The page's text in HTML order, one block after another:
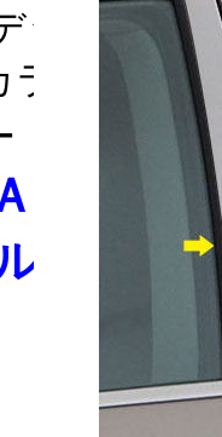
デュランゴ_クローム
・チャージャー_ク
グランドチェロキー
タンドラ_クローム/
サーフ_クローム/ス
クローム/ステンレス
■レクサス：ＩＳ_２
ッキ トリ
ラー ライ
｜クロー
Ａ-ＵＳ
カスタ